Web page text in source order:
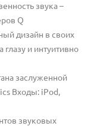
звука –
Q
дизайн в своих
и интуитивно
заслуженной
Входы: iPod,
звуковых